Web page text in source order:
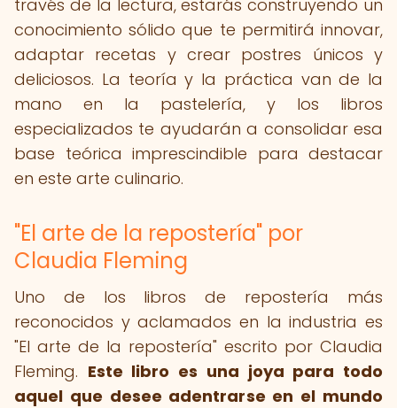
través de la lectura, estarás construyendo un
conocimiento sólido que te permitirá innovar,
adaptar recetas y crear postres únicos y
deliciosos. La teoría y la práctica van de la
mano en la pastelería, y los libros
especializados te ayudarán a consolidar esa
base teórica imprescindible para destacar
en este arte culinario.
"El arte de la repostería" por
Claudia Fleming
Uno de los libros de repostería más
reconocidos y aclamados en la industria es
"El arte de la repostería" escrito por Claudia
Fleming. Este libro es una joya para todo
aquel que desee adentrarse en el mundo